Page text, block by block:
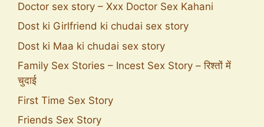
Doctor sex story – Xxx Doctor Sex Kahani
Dost ki Girlfriend ki chudai sex story
Dost ki Maa ki chudai sex story
Family Sex Stories – Incest Sex Story – रिश्तों में
चुदाई
First Time Sex Story
Friends Sex Story